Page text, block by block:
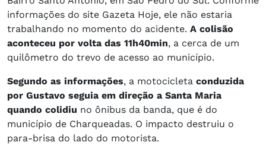
informações do site Gazeta Hoje, ele não estaria
trabalhando no momento do acidente. A colisão
aconteceu por volta das 11h40min, a cerca de um
quilômetro do trevo de acesso ao município.
Segundo as informações, a motocicleta conduzida
por Gustavo seguia em direção a Santa Maria
quando colidiu no ônibus da banda, que é do
município de Charqueadas. O impacto destruiu o
para-brisa do lado do motorista.